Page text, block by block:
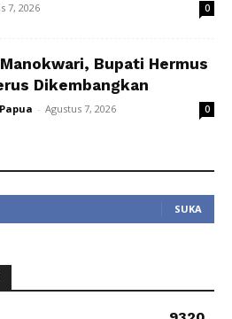
7, 2026 0
Bupati Hermus
Dikembangkan
- Agustus 7, 2026 0
SUKA